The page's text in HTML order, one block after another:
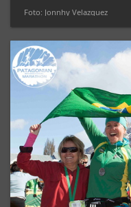
Foto: Jonnhy Velazquez